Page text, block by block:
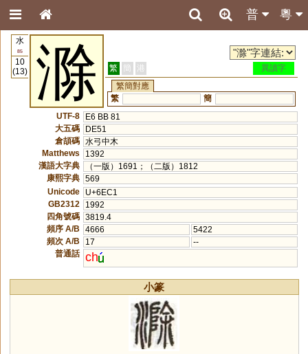
粵
普
水
85
10
(13)
滁 繁 簡 港
異讀字
繁簡對應
繁
簡
UTF-8
E6 BB 81
大五碼
DE51
倉頡碼 水弓中木
Matthews
1392
漢語大字典
（一版）1691；（二版）1812
康熙字典 569
Unicode
U+6EC1
GB2312
1992
四角號碼 3819.4
頻序 A/B
4666
5422
頻次 A/B
17
--
普通話 ch
小篆